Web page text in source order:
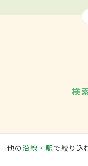
検
他の沿線・駅で絞り込